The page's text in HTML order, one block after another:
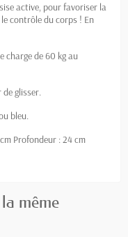
active, pour favoriser la
contrôle du corps ! En
charge de 60 kg au
de glisser.
bleu.
Profondeur : 24 cm
même